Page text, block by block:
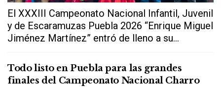
El XXXIII Campeonato Nacional Infantil, Juvenil
y de Escaramuzas Puebla 2026 “Enrique Miguel
Jiménez Martínez” entró de lleno a su...
Todo listo en Puebla para las grandes
finales del Campeonato Nacional Charro